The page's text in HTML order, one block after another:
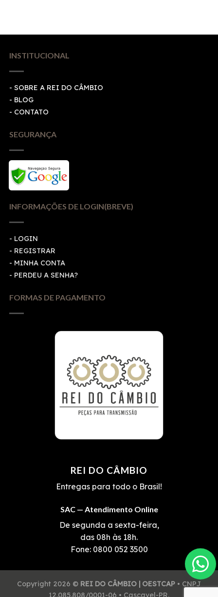
INSTITUCIONAL
- SOBRE A REI DO CÂMBIO
- BLOG
- CONTATO
SEGURANÇA
INFORMAÇÕES DE LOGIN(BREVE)
- LOGIN
- REGISTRAR
- MINHA CONTA
- PERDEU A SENHA?
FORMAS DE PAGAMENTO
REI DO CÂMBIO
Entregas para todo o Brasil!
SAC — Atendimento Online
De segunda a sexta-feira,
das 08h às 18h.
Fone:0800 052 3500
Copyright 2026 © REI DO CÂMBIO | OESTCAP • CNPJ
12.085.808/0001-06 • Cascavel-PR.